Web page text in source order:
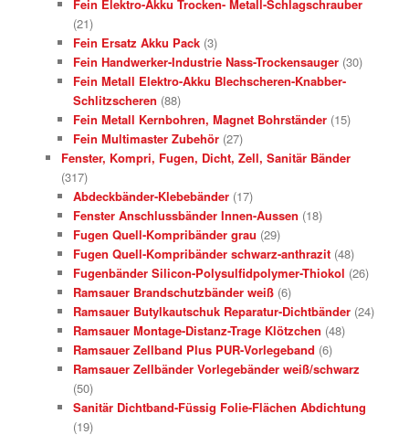
Fein Elektro-Akku Trocken- Metall-Schlagschrauber
(21)
Fein Ersatz Akku Pack (3)
Fein Handwerker-Industrie Nass-Trockensauger (30)
Fein Metall Elektro-Akku Blechscheren-Knabber-
Schlitzscheren (88)
Fein Metall Kernbohren, Magnet Bohrständer (15)
Fein Multimaster Zubehör (27)
Fenster, Kompri, Fugen, Dicht, Zell, Sanitär Bänder
(317)
Abdeckbänder-Klebebänder (17)
Fenster Anschlussbänder Innen-Aussen (18)
Fugen Quell-Kompribänder grau (29)
Fugen Quell-Kompribänder schwarz-anthrazit (48)
Fugenbänder Silicon-Polysulfidpolymer-Thiokol (26)
Ramsauer Brandschutzbänder weiß (6)
Ramsauer Butylkautschuk Reparatur-Dichtbänder (24)
Ramsauer Montage-Distanz-Trage Klötzchen (48)
Ramsauer Zellband Plus PUR-Vorlegeband (6)
Ramsauer Zellbänder Vorlegebänder weiß/schwarz
(50)
Sanitär Dichtband-Füssig Folie-Flächen Abdichtung
(19)